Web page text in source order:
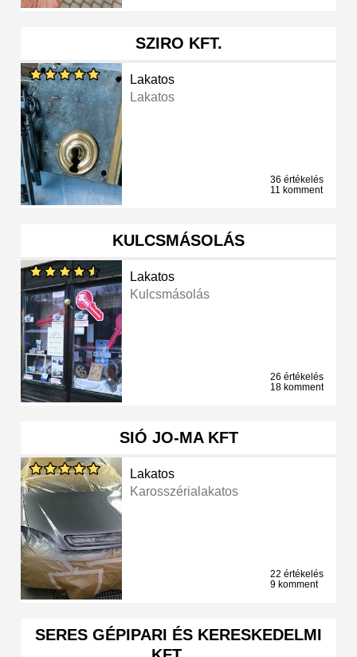
SZIRO KFT.
Lakatos
Lakatos
36 értékelés
11 komment
KULCSMÁSOLÁS
Lakatos
Kulcsmásolás
26 értékelés
18 komment
SIÓ JO-MA KFT
Lakatos
Karosszérialakatos
22 értékelés
9 komment
SERES GÉPIPARI ÉS KERESKEDELMI